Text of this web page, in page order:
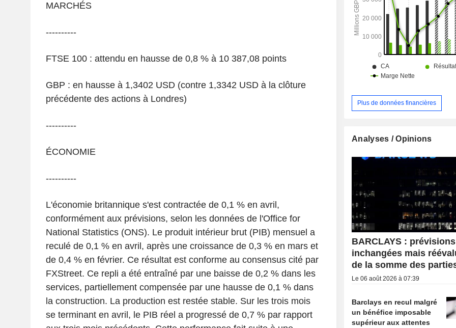
MARCHÉS
----------
FTSE 100 : attendu en hausse de 0,8 % à 10 387,08 points
GBP : en hausse à 1,3402 USD (contre 1,3342 USD à la clôture
précédente des actions à Londres)
----------
ÉCONOMIE
----------
L'économie britannique s'est contractée de 0,1 % en avril,
conformément aux prévisions, selon les données de l'Office for
National Statistics (ONS). Le produit intérieur brut (PIB) mensuel a
reculé de 0,1 % en avril, après une croissance de 0,3 % en mars et
de 0,4 % en février. Ce résultat est conforme au consensus cité par
FXStreet. Ce repli a été entraîné par une baisse de 0,2 % dans les
services, partiellement compensée par une hausse de 0,1 % dans
la construction. La production est restée stable. Sur les trois mois
se terminant en avril, le PIB réel a progressé de 0,7 % par rapport
Plus de données financières
Analyses / Opinions
BARCLAYS : prévisions
inchangées mais
de la somme des
Le 06 août 2026 à 07:39
Barclays en recul malgré
un bénéfice imposable
supérieur aux attentes